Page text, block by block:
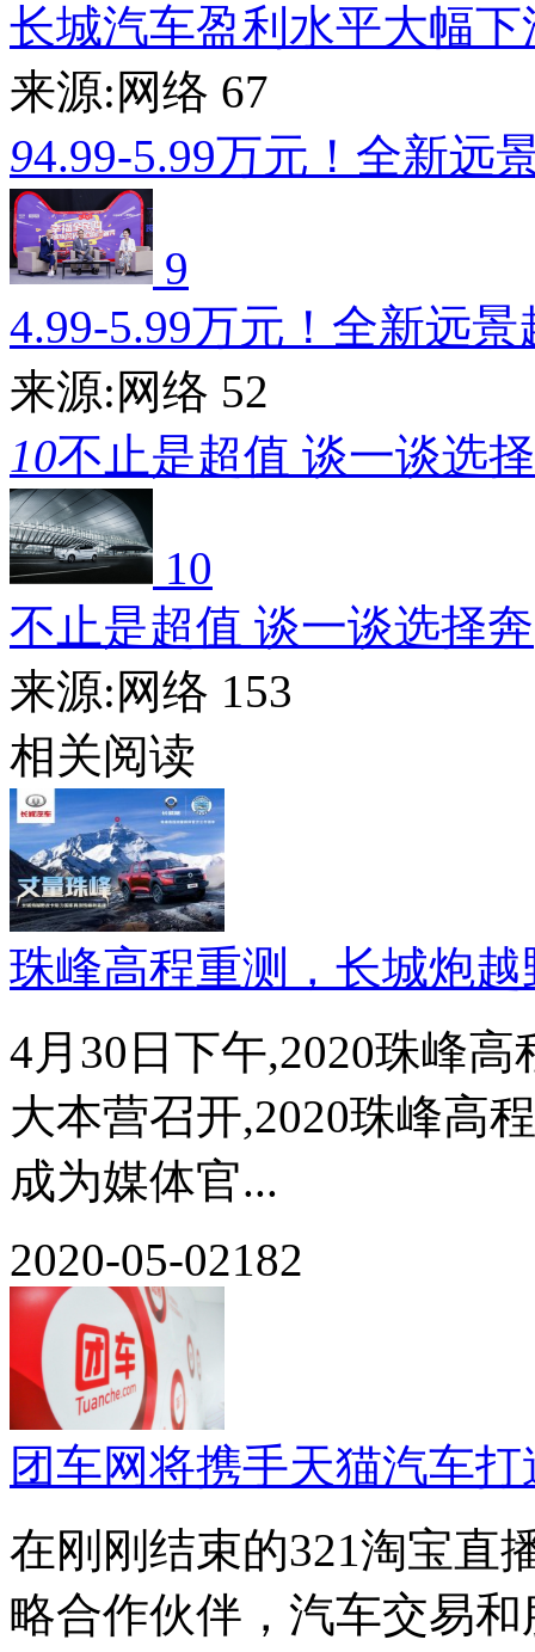
长城汽车盈利水平大幅下
来源:网络 67
94.99-5.99万元！全新远
9
4.99-5.99万元！全新远景
来源:网络 52
10不止是超值 谈一谈选
10
不止是超值 谈一谈选择奔
来源:网络 153
相关阅读
珠峰高程重测，长城炮越
4月30日下午,2020珠峰
大本营召开,2020珠峰高
成为媒体官...
2020-05-02182
团车网将携手天猫汽车打
在刚刚结束的321淘宝直
略合作伙伴，汽车交易